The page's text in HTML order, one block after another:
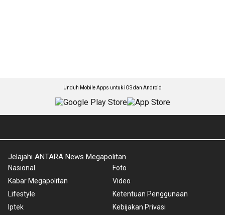
Unduh Mobile Apps untuk iOS dan Android
Jelajahi ANTARA News Megapolitan
Nasional
Kabar Megapolitan
Lifestyle
Iptek
Foto
Video
Ketentuan Penggunaan
Kebijakan Privasi